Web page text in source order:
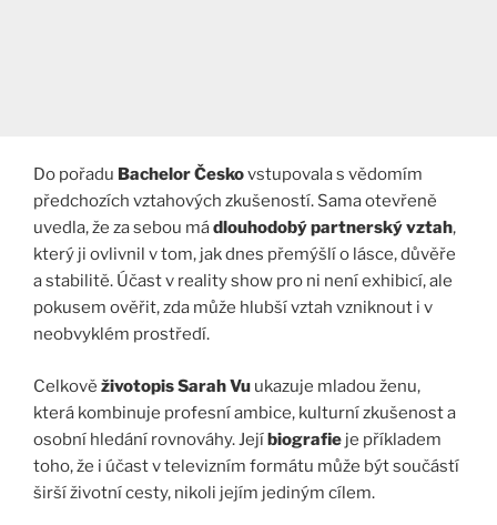
Do pořadu Bachelor Českovstupovala s vědomím
předchozích vztahových zkušeností. Sama otevřeně
uvedla, že za sebou mádlouhodobý partnerský vztah,
který ji ovlivnil v tom, jak dnes přemýšlí o lásce, důvěře
a stabilitě. Účast v reality show pro ni není exhibicí, ale
pokusem ověřit, zda může hlubší vztah vzniknout i v
neobvyklém prostředí.
Celkově životopis Sarah Vu ukazuje mladou ženu,
která kombinuje profesní ambice, kulturní zkušenost a
osobní hledání rovnováhy. Jejíbiografie je příkladem
toho, že i účast v televizním formátu může být součástí
širší životní cesty, nikoli jejím jediným cílem.